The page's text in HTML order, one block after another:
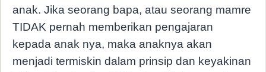
anak. Jika seorang bapa, atau seorang mamre
TIDAK pernah memberikan pengajaran
kepada anak nya, maka anaknya akan
menjadi termiskin dalam prinsip dan keyakinan